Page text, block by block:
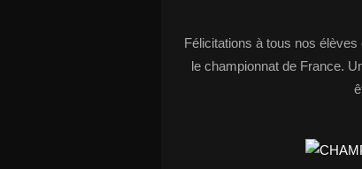
Félicitations à tous nos
le championnat de France.